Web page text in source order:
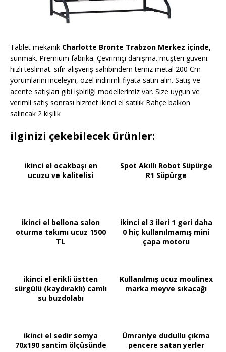
Tablet mekanik Charlotte Bronte Trabzon Merkez içinde,
sunmak. Premium fabrika. Çevrimiçi danışma. müşteri güveni.
hızlı teslimat. sıfır alışveriş sahibindem temiz metal 200 Cm
yorumlarını inceleyin, özel indirimli fiyata satın alın. Satış ve
acente satışları gibi işbirliği modellerimiz var. Size uygun ve
verimli satış sonrası hizmet ikinci el satılık Bahçe balkon
salıncak 2 kişilik
ilginizi çekebilecek ürünler:
ikinci el ocakbaşı en
ucuzu ve kalitelisi
Spot Akıllı Robot Süpürge
R1 Süpürge
ikinci el bellona salon
oturma takımı ucuz 1500
TL
ikinci el 3 ileri 1 geri daha
0 hiç kullanılmamış mini
çapa motoru
ikinci el erikli üstten
sürgülü (kaydıraklı) camlı
su buzdolabı
Kullanılmış ucuz moulinex
marka meyve sıkacağı
ikinci el sedir somya
70x190 santim ölçüsünde
Ümraniye dudullu çıkma
pencere satan yerler